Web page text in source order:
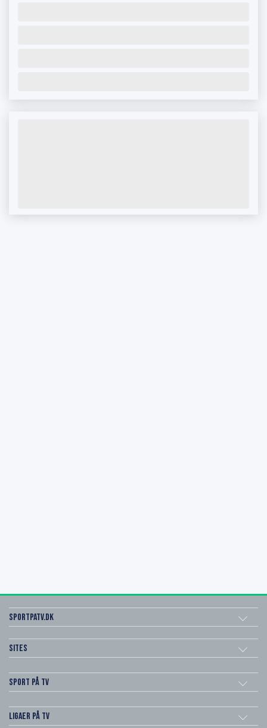
SportPaTV.dk
Sites
Sport på TV
Ligaer på TV